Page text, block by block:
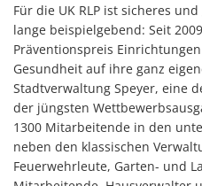
Für die UK RLP ist sicheres
lange beispielgebend: Seit
Präventionspreis
Gesundheit auf ihre ganz
Stadtverwaltung Speyer, eine
der jüngsten
1300 Mitarbeitende in den
neben den klassischen
Feuerwehrleute, Garten- und